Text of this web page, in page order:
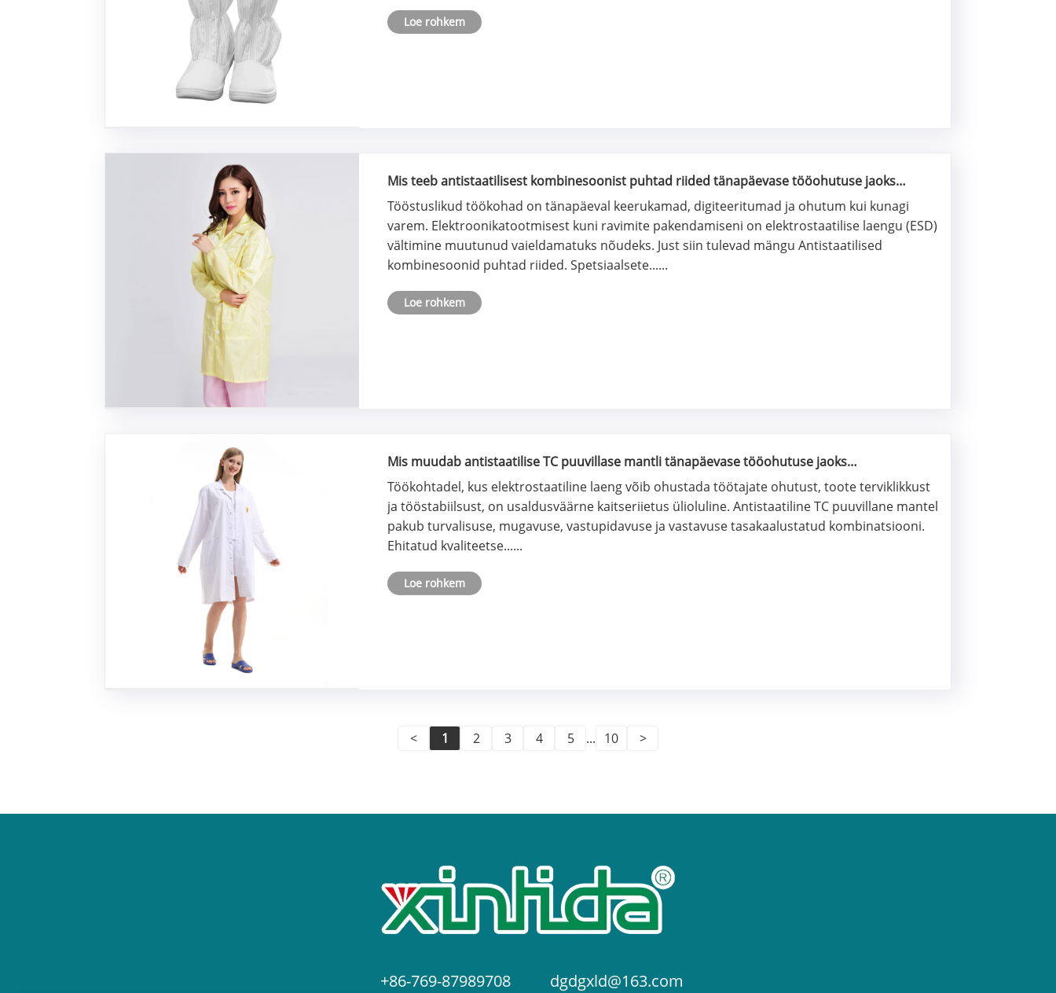
Loe rohkem
Mis teeb antistaatilisest kombinesoonist puhtad riided tänapäevase tööohutuse jaoks
hädavajalikuks?
Tööstuslikud töökohad on tänapäeval keerukamad, digiteeritumad ja ohutum kui kunagi
varem. Elektroonikatootmisest kuni ravimite pakendamiseni on elektrostaatilise laengu (ESD)
vältimine muutunud vaieldamatuks nõudeks. Just siin tulevad mängu Antistaatilised
kombinesoonid puhtad riided. Spetsiaalsete......
Loe rohkem
Mis muudab antistaatilise TC puuvillase mantli tänapäevase tööohutuse jaoks
hädavajalikuks?
Töökohtadel, kus elektrostaatiline laeng võib ohustada töötajate ohutust, toote terviklikkust
ja tööstabiilsust, on usaldusväärne kaitseriietus ülioluline. Antistaatiline TC puuvillane mantel
pakub turvalisuse, mugavuse, vastupidavuse ja vastavuse tasakaalustatud kombinatsiooni.
Ehitatud kvaliteetse......
Loe rohkem
< 1 2 3 4 5 ... 10 >
+86-769-87989708 dgdgxld@163.com